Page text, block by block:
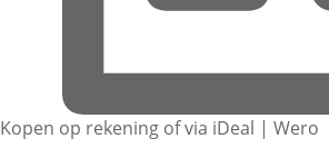
Kopen op rekening of via iDeal | Wero